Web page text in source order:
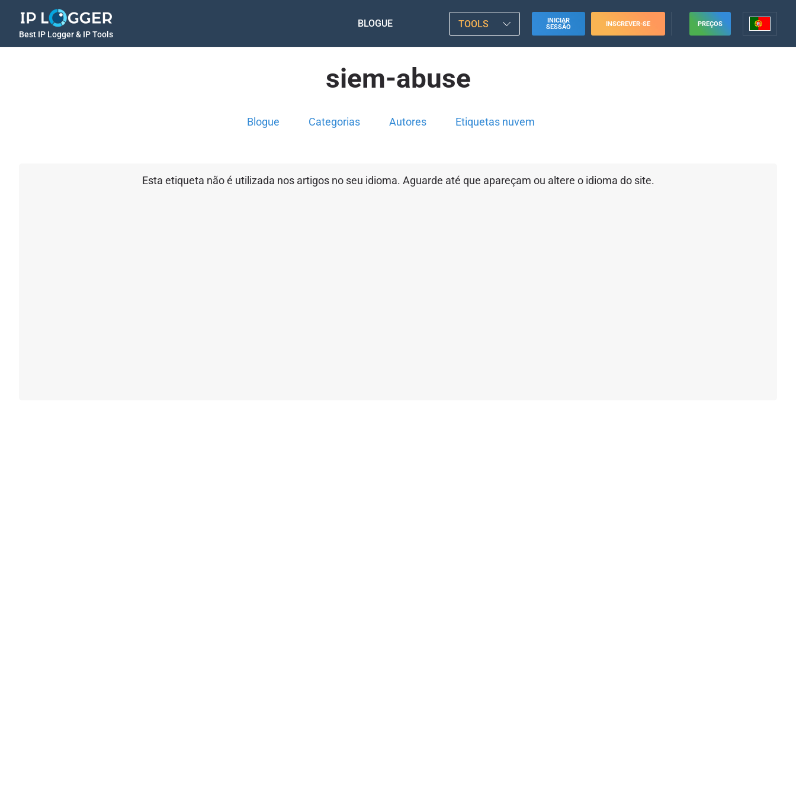
Best IP Logger & IP Tools
BLOGUE TOOLS
INICIAR
SESSÃO
INSCREVER-SE PREÇOS
siem-abuse
Blogue Categorias Autores Etiquetas nuvem